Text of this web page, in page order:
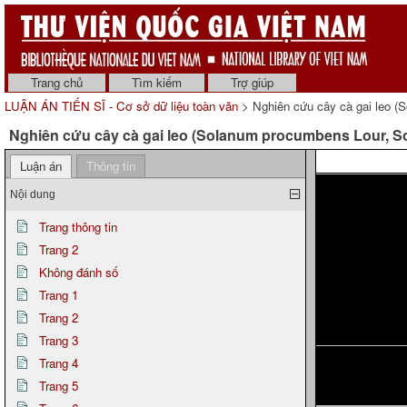
Trang chủ Tìm kiếm
Trợ giúp
LUẬN ÁN TIẾN SĨ - Cơ sở dữ liệu toàn văn > Nghiên cứu cây cà gai leo
Nghiên cứu cây cà gai leo (Solanum procumbens Lour,
Luận án Thông tin
Nội dung
Trang thông tin
Trang 2
Không đánh số
Trang 1
Trang 2
Trang 3
Trang 4
Trang 5
Trang 22